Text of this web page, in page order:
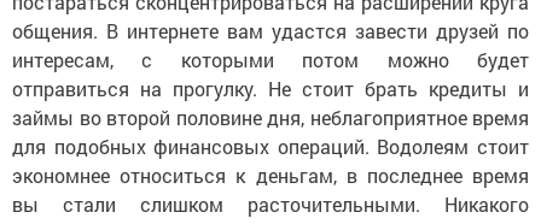
общения. В интернете вам удастся завести друзей по
интересам, с которыми потом можно будет
отправиться на прогулку. Не стоит брать кредиты и
займы во второй половине дня, неблагоприятное время
для подобных финансовых операций. Водолеям стоит
экономнее относиться к деньгам, в последнее время
вы стали слишком расточительными. Никакого